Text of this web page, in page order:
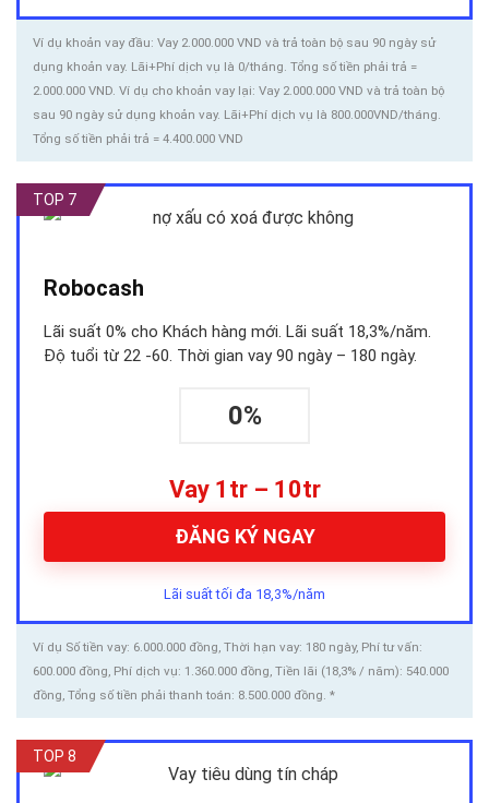
Ví dụ khoản vay đầu: Vay 2.000.000 VND và trả toàn bộ sau 90 ngày sử
dụng khoản vay. Lãi+Phí dịch vụ là 0/tháng. Tổng số tiền phải trả =
2.000.000 VND. Ví dụ cho khoản vay lại: Vay 2.000.000 VND và trả toàn bộ
sau 90 ngày sử dụng khoản vay. Lãi+Phí dịch vụ là 800.000VND/tháng.
Tổng số tiền phải trả = 4.400.000 VND
TOP 7
Robocash
Lãi suất 0% cho Khách hàng mới. Lãi suất 18,3%/năm.
Độ tuổi từ 22 -60. Thời gian vay 90 ngày – 180 ngày.
0%
Vay 1tr – 10tr
ĐĂNG KÝ NGAY
Lãi suất tối đa 18,3%/năm
Ví dụ Số tiền vay: 6.000.000 đồng, Thời hạn vay: 180 ngày, Phí tư vấn:
600.000 đồng, Phí dịch vụ: 1.360.000 đồng, Tiền lãi (18,3% / năm): 540.000
đồng, Tổng số tiền phải thanh toán: 8.500.000 đồng. *
TOP 8